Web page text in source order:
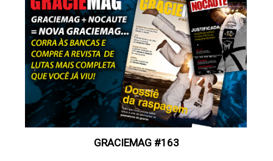
GRACIEMAG #163